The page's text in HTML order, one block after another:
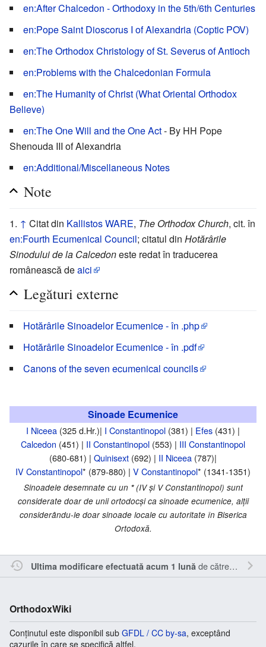
en:After Chalcedon - Orthodoxy in the 5th/6th Centuries
en:Pope Saint Dioscorus I of Alexandria (Coptic POV)
en:The Orthodox Christology of St. Severus of Antioch
en:Problems with the Chalcedonian Formula
en:The Humanity of Christ (What Oriental Orthodox
Believe)
en:The One Will and the One Act- By HH Pope
Shenouda III of Alexandria
en:Additional/Miscellaneous Notes
Note
↑ Citat din Kallistos WARE, The Orthodox Church, cit. în
en:Fourth Ecumenical Council; citatul din Hotărârile
Sinodului de la Calcedoneste redat în traducerea
românească deaici
Legături externe
Hotărârile Sinoadelor Ecumenice - în .php
Hotărârile Sinoadelor Ecumenice - în .pdf
Canons of the seven ecumenical councils
Sinoade Ecumenice
I Niceea (325 d.Hr.)| I Constantinopol (381) | Efes (431) |
Calcedon (451) | II Constantinopol (553) | III Constantinopol
(680-681) | Quinisext (692) | II Niceea (787)|
IV Constantinopol* (879-880) | V Constantinopol* (1341-1351)
Sinoadele desemnate cu un *(IV şi V Constantinopol) sunt
considerate doar de unii ortodocşi ca sinoade ecumenice, alţii
considerându-le doar sinoade locale cu autoritate în Biserica
Ortodoxă.
Ultima modificare efectuată acum 1 lună de către Inistea
OrthodoxWiki
Conținutul este disponibil sub GFDL / CC by-sa, exceptând
cazurile în care se specifică altfel.